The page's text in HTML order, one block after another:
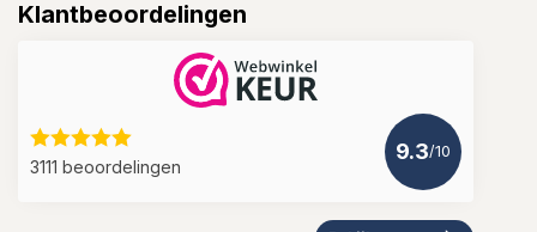
Klantbeoordelingen
3111 beoordelingen
9.3/10